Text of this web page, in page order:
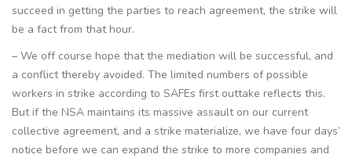
succeed in getting the parties to reach agreement, the strike will
be a fact from that hour.
– We off course hope that the mediation will be successful, and
a conflict thereby avoided. The limited numbers of possible
workers in strike according to SAFEs first outtake reflects this.
But if the NSA maintains its massive assault on our current
collective agreement, and a strike materialize, we have four days’
notice before we can expand the strike to more companies and